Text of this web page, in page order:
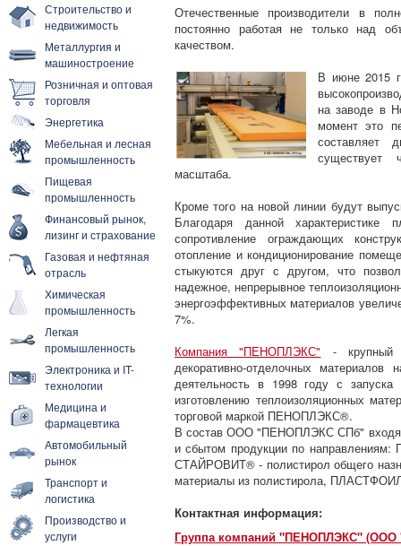
Строительство и
недвижимость
Металлургия и
машиностроение
Розничная и оптовая
торговля
Энергетика
Мебельная и лесная
промышленность
Пищевая
промышленность
Финансовый рынок,
лизинг и страхование
Газовая и нефтяная
отрасль
Химическая
промышленность
Легкая
промышленность
Электроника и IT-
технологии
Медицина и
фармацевтика
Автомобильный
рынок
Транспорт и
логистика
Производство и
услуги
Отечественные производители в
постоянно работая не только над
качеством.
В июне 2015
на заводе в
момент это
существует
масштаба.
Кроме того на новой линии будут
Благодаря данной
сопротивление ограждающих
отопление и кондиционирование
стыкуются друг с другом, что
надежное, непрерывное
энергоэффективных материалов
7%.
Компания "ПЕНОПЛЭКС" - крупный
декоративно-отделочных
деятельность в 1998 году с
изготовлению теплоизоляционных
торговой маркой ПЕНОПЛЭКС®.
В состав ООО "ПЕНОПЛЭКС СПб" входят
и сбытом продукции по
СТАЙРОВИТ® - полистирол общего
материалы из полистирола,
Контактная информация:
Группа компаний "ПЕНОПЛЭКС"